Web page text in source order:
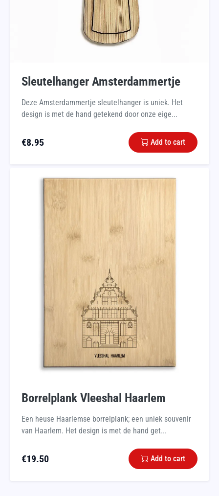
Sleutelhanger Amsterdammertje
Deze Amsterdammertje sleutelhanger is uniek. Het
design is met de hand getekend door onze eige...
€8.95 Add to cart
Borrelplank Vleeshal Haarlem
Een heuse Haarlemse borrelplank; een uniek souvenir
van Haarlem. Het design is met de hand get...
€19.50 Add to cart